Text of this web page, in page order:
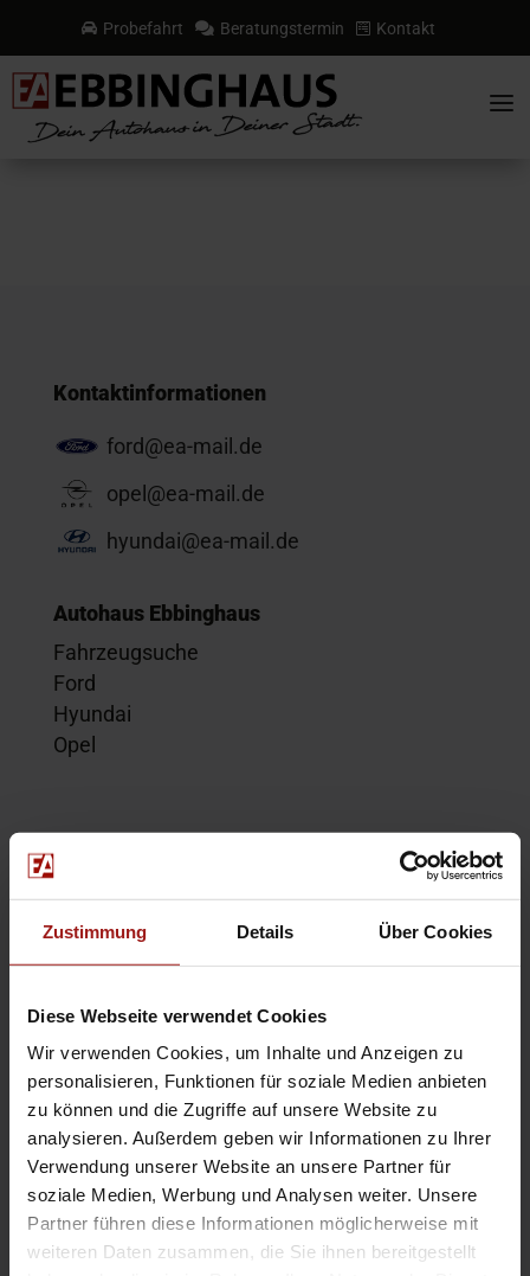
Zustimmung Details Über Cookies
Diese Webseite verwendet Cookies
Wir verwenden Cookies, um Inhalte und Anzeigen zu
personalisieren, Funktionen für soziale Medien anbieten
zu können und die Zugriffe auf unsere Website zu
analysieren. Außerdem geben wir Informationen zu Ihrer
Verwendung unserer Website an unsere Partner für
soziale Medien, Werbung und Analysen weiter. Unsere
Partner führen diese Informationen möglicherweise mit
weiteren Daten zusammen, die Sie ihnen bereitgestellt
 Probefahrt  Beratungstermin  Kontakt
a
Kontaktinformationen
ford@ea-mail.de
opel@ea-mail.de
hyundai@ea-mail.de
Autohaus Ebbinghaus
Fahrzeugsuche
Ford
Hyundai
Opel
Kontakt
Probefahrt
Service-Termin
EA Standorte
Ebbinghaus am Flughafen – Dortmund Sölde
Ebbinghaus am Tierpark – Dortmund Kirchhörde
Ebbinghaus Autozentrum – Dortmund Dorstfeld
Ebbinghaus Ford Store – Bochum
Ebbinghaus in Hamm
Ebbinghaus in Kamen